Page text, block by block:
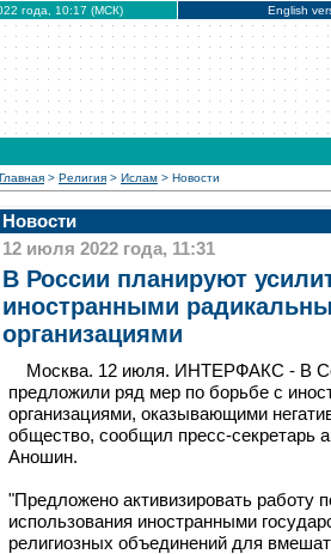
года, 10:17 (МСК) English
Главная > Религия > Ислам > Новости
Новости
12 июля 2022 года, 11:31
В России планируют
иностранными
организациями
Москва. 12 июля. ИНТЕРФАКС - В
предложили ряд мер по борьбе с
организациями, оказывающими
общество, сообщил пресс-секретарь
Аношин.
"Предложено активизировать работу
использования иностранными
религиозных объединений для